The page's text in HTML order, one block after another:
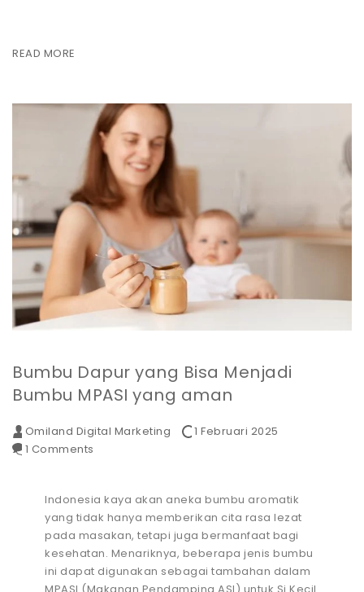
READ MORE
Bumbu Dapur yang Bisa Menjadi
Bumbu MPASI yang aman
Omiland Digital Marketing
1 Februari 2025
1 Comments
Indonesia kaya akan aneka bumbu aromatik
yang tidak hanya memberikan cita rasa lezat
pada masakan, tetapi juga bermanfaat bagi
kesehatan. Menariknya, beberapa jenis bumbu
ini dapat digunakan sebagai tambahan dalam
MPASI (Makanan Pendamping ASI) untuk Si Kecil.